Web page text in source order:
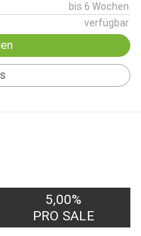
bis 6 Wochen
verfügbar
5,00%
PRO SALE